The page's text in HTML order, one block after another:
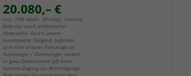
20.080,– €
incl. 19% MwSt.. Wichtig!: Termine
bitte nur nach telefonischer
Absprache. Durch unsere
bundesweite Tätigkeit, befinden
sich viele unserer Fahrzeuge im
Außenlager / Zentrallager, verteilt
in ganz Deutschland (oft ohne
Kunden-Zugang zur Besichtigung).